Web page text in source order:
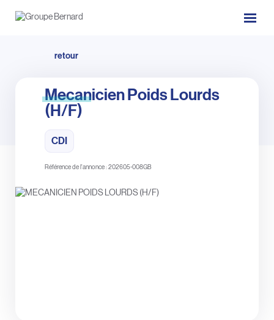
retour
Mecanicien Poids Lourds
(H/F)
CDI
Référence de l'annonce : 202605-008GB